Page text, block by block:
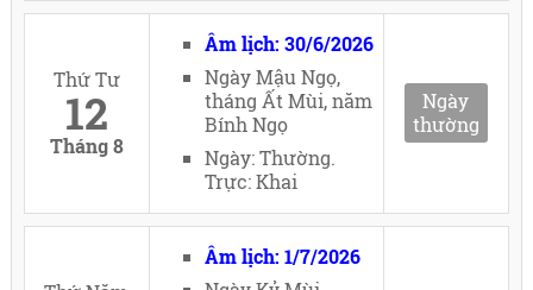
Thứ Tư
12
Tháng 8
Âm lịch: 30/6/2026
Ngày Mậu Ngọ,
tháng Ất Mùi, năm
Bính Ngọ
Ngày: Thường.
Trực: Khai
Ngày
thường
Âm lịch: 1/7/2026